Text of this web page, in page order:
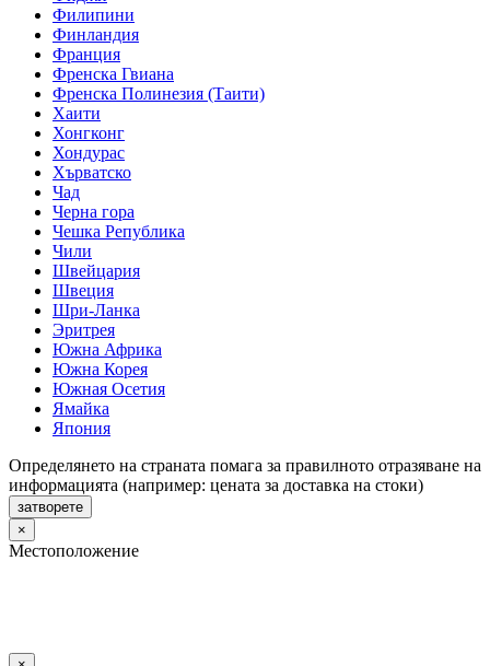
Филипини
Финландия
Франция
Френска Гвиана
Френска Полинезия (Таити)
Хаити
Хонгконг
Хондурас
Хърватско
Чад
Черна гора
Чешка Република
Чили
Швейцария
Швеция
Шри-Ланка
Эритрея
Южна Африка
Южна Корея
Южная Осетия
Ямайка
Япония
Определянето на страната помага за правилното отразяване на
информацията (например: цената за доставка на стоки)
затворете
×
Местоположение